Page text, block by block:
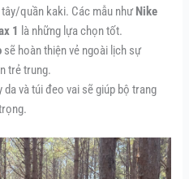
quần kaki. Các mẫu nhưNike
1 là những lựa chọn tốt.
sẽ hoàn thiện vẻ ngoài lịch sự
trẻ trung.
da và túi đeo vai sẽ giúp bộ trang